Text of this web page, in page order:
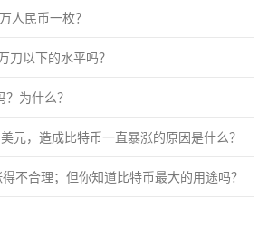
人民币一枚？
刀以下的水平吗？
为什么？
元，造成比特币一直暴涨的原因是什么？
不合理；但你知道比特币最大的用途吗？